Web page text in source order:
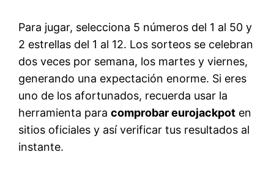
Para jugar, selecciona 5 números del 1 al 50 y
2 estrellas del 1 al 12. Los sorteos se celebran
dos veces por semana, los martes y viernes,
generando una expectación enorme. Si eres
uno de los afortunados, recuerda usar la
herramienta paracomprobar eurojackpot en
sitios oficiales y así verificar tus resultados al
instante.